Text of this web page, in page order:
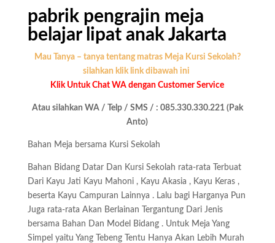
pabrik pengrajin meja
belajar lipat anak Jakarta
Mau Tanya – tanya tentang matras Meja Kursi Sekolah?
silahkan klik link dibawah ini
Klik Untuk Chat WA dengan Customer Service
Atau silahkan WA / Telp / SMS / : 085.330.330.221 (Pak
Anto)
Bahan Meja bersama Kursi Sekolah
Bahan Bidang Datar Dan Kursi Sekolah rata-rata Terbuat
Dari Kayu Jati Kayu Mahoni , Kayu Akasia , Kayu Keras ,
beserta Kayu Campuran Lainnya . Lalu bagi Harganya Pun
Juga rata-rata Akan Berlainan Tergantung Dari Jenis
bersama Bahan Dan Model Bidang . Untuk Meja Yang
Simpel yaitu Yang Tebeng Tentu Hanya Akan Lebih Murah